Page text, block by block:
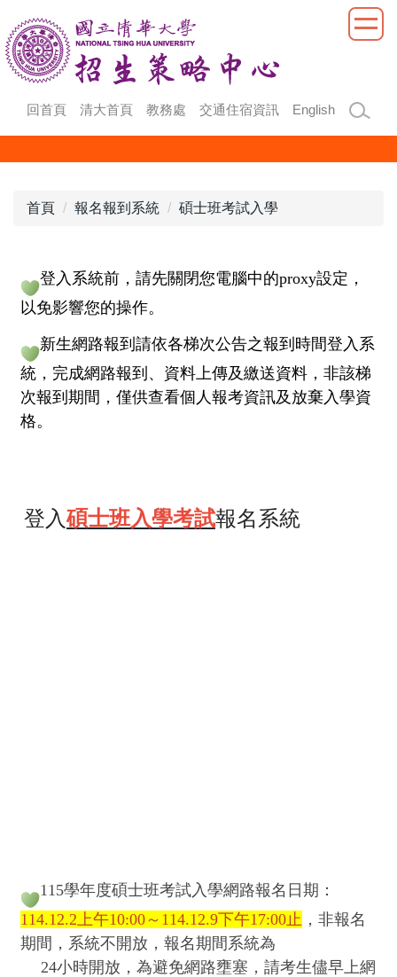
到
主
要
回首頁 清大首頁 教務處 交通住宿資訊 English
首頁 報名報到系統 碩士班考試入學
登入系統前，請先關閉您電腦中的proxy設定，
以免影響您的操作。
新生網路報到請依各梯次公告之報到時間登入系
統，完成網路報到、資料上傳及繳送資料，非該梯
次報到期間，僅供查看個人報考資訊及放棄入學資
格。
登入碩士班入學考試報名系統
115學年度碩士班考試入學網路報名日期：
114.12.2上午10:00～114.12.9下午17:00止 ，非報名
期間，系統不開放，報名期間系統為
24小時開放，為避免網路壅塞，請考生儘早上網